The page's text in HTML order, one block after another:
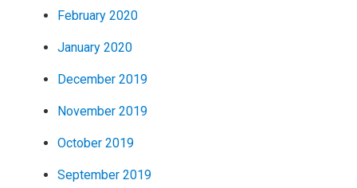
February 2020
January 2020
December 2019
November 2019
October 2019
September 2019